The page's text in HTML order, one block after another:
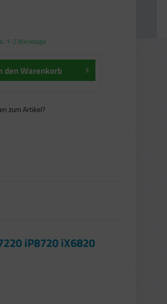
1-2 Werktage
denWarenkorb
zum Artikel?
iP8720 iX6820